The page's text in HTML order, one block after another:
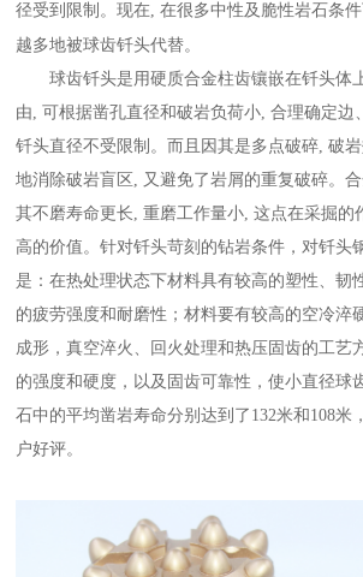
径受到限制。现在, 在很多中性及脆性岩石条
越多地被球齿钎头代替。
球齿钎头是用硬质合金柱齿镶嵌在钎头体
由, 可根据凿孔直径和破岩负荷小, 合理确定边
钎头直径不受限制。而且因其是多点破碎, 破
地消除破岩盲区, 又避免了岩屑的重复破碎。
其不磨寿命更长, 重磨工作量小, 这点在采掘的
高的价值。针对钎头苛刻的钻岩条件，对钎头
是：在热处理状态下材料具有较高的塑性、韧
的疲劳强度和耐磨性；材料要有较高的空冷淬
成形，真空淬火、回火处理和热压固齿的工艺
的强度和硬度，以及固齿可靠性，使小直径球
石中的平均凿岩寿命分别达到了132米和108米
户好评。